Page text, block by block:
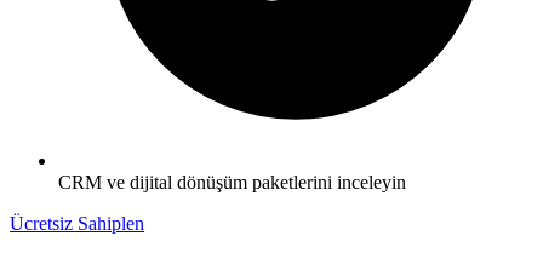
CRM ve dijital dönüşüm paketlerini inceleyin
Ücretsiz Sahiplen